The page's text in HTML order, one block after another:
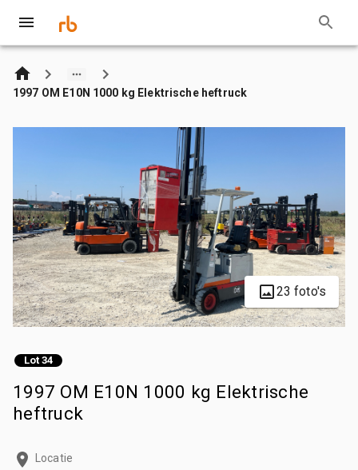
1997 OM E10N 1000 kg Elektrische heftruck
23 foto's
Lot 34
1997 OM E10N 1000 kg Elektrische
heftruck
Locatie